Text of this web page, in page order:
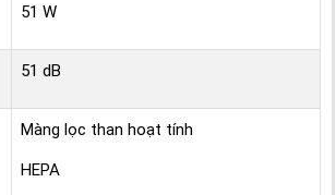
51 W
51 dB
Màng lọc than hoạt tính
HEPA